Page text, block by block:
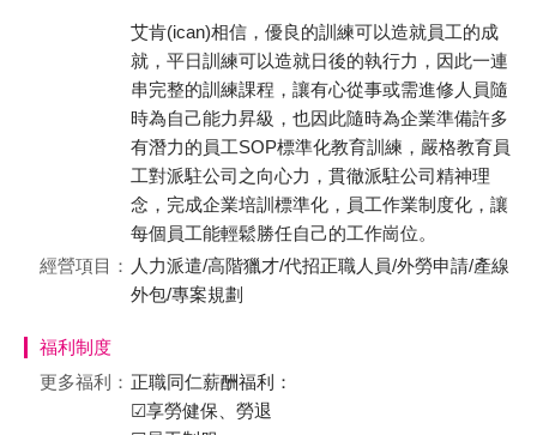
艾肯(ican)相信，優良的訓練可以造就員工的成
就，平日訓練可以造就日後的執行力，因此一連
串完整的訓練課程，讓有心從事或需進修人員隨
時為自己能力昇級，也因此隨時為企業準備許多
有潛力的員工SOP標準化教育訓練，嚴格教育員
工對派駐公司之向心力，貫徹派駐公司精神理
念，完成企業培訓標準化，員工作業制度化，讓
每個員工能輕鬆勝任自己的工作崗位。
經營項目： 人力派遣/高階獵才/代招正職人員/外勞申請/產線
外包/專案規劃
福利制度
更多福利： 正職同仁薪酬福利：
☑享勞健保、勞退